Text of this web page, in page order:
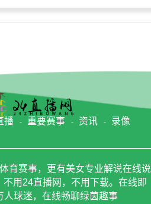
播 重要赛事 资讯 录像
育赛事，更有美女专业解说在线说
用24直播网，不用下载。在线即
人球迷，在线畅聊绿茵趣事